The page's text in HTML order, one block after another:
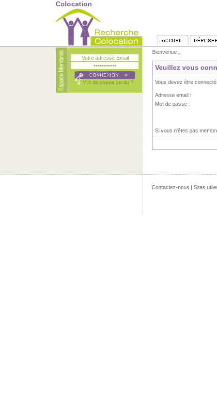
Colocation
Bienvenue ,
Veuillez vous
Vous devez être
Adresse email :
Mot de passe :
Si vous n'êtes pas
Contactez-nous | Sites